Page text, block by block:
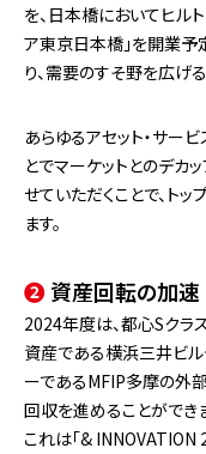
を、日本橋においてヒル
ア東京日本橋」を開業予
り、需要のすそ野を広げ
あらゆるアセット・サー
とでマーケットとのデカ
せていただくことで、ト
ます。
❷資産回転の加速
2024年度は、都心Sクラ
資産である横浜三井ビル
ーであるMFIP多摩の外
回収を進めることができ
これは「& INNOVATION